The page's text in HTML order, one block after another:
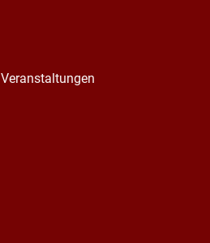
Veranstaltungen